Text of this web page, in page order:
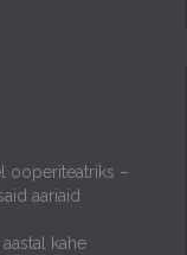
ooperiteatriks –
aariaid
kahe